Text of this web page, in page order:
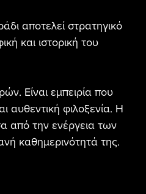
αποτελεί στρατηγικό
και ιστορική του
Είναι εμπειρία που
αυθεντική φιλοξενία. Η
από την ενέργεια των
καθημερινότητά της.